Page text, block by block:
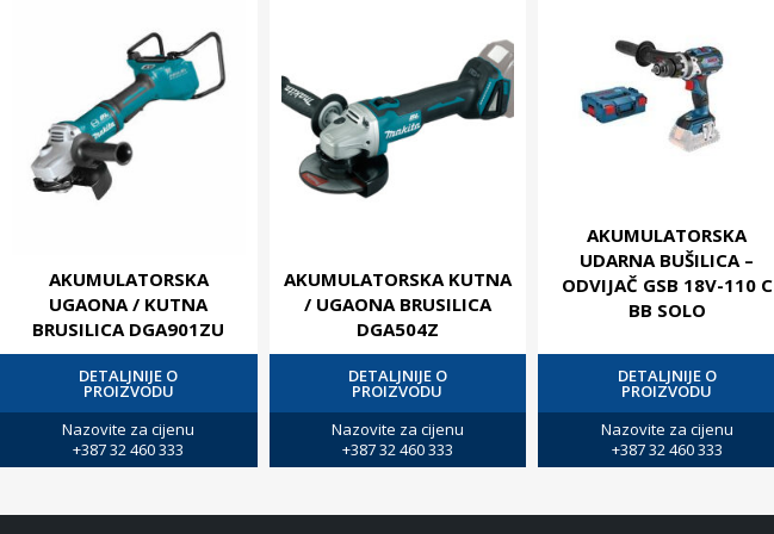
AKUMULATORSKA
UGAONA / KUTNA
BRUSILICA DGA901ZU
DETALJNIJE O
PROIZVODU
Nazovite za cijenu
+387 32 460 333
AKUMULATORSKA KUTNA
/ UGAONA BRUSILICA
DGA504Z
DETALJNIJE O
PROIZVODU
Nazovite za cijenu
+387 32 460 333
AKUMULATORSKA
UDARNA BUŠILICA –
ODVIJAČ GSB 18V-110 C
BB SOLO
DETALJNIJE O
PROIZVODU
Nazovite za cijenu
+387 32 460 333